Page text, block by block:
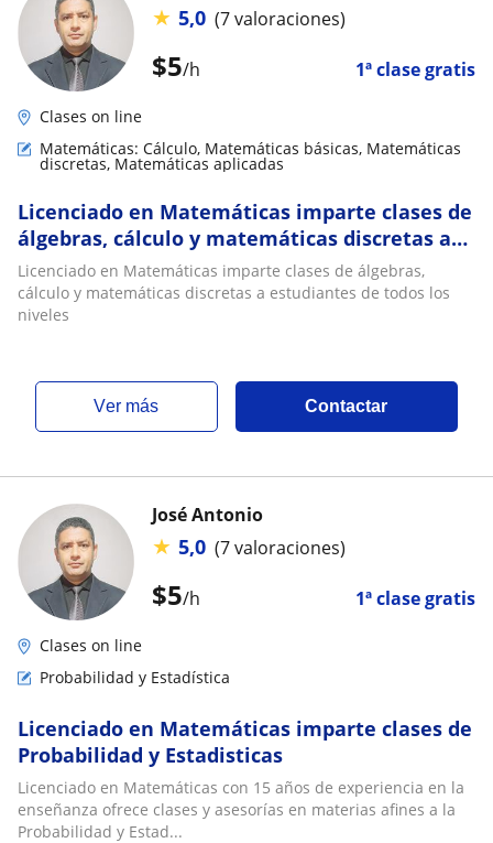
$5/h 1ª clase gratis
★ 5,0 (7 valoraciones)
Clases on line
Matemáticas: Cálculo, Matemáticas básicas, Matemáticas
discretas, Matemáticas aplicadas
Licenciado en Matemáticas imparte clases de
álgebras, cálculo y matemáticas discretas a
estudiantes de todos los niveles
Licenciado en Matemáticas imparte clases de álgebras,
cálculo y matemáticas discretas a estudiantes de todos los
niveles
ver más Contactar
$5/h 1ª clase gratis
José Antonio
★ 5,0 (7 valoraciones)
Clases on line
Probabilidad y Estadística
Licenciado en Matemáticas imparte clases de
Probabilidad y Estadisticas
Licenciado en Matemáticas con 15 años de experiencia en la
enseñanza ofrece clases y asesorías en materias afines a la
Probabilidad y Estad...